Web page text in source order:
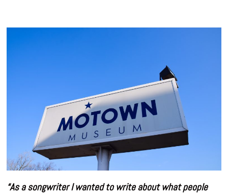
“As a songwriter I wanted to write about what people